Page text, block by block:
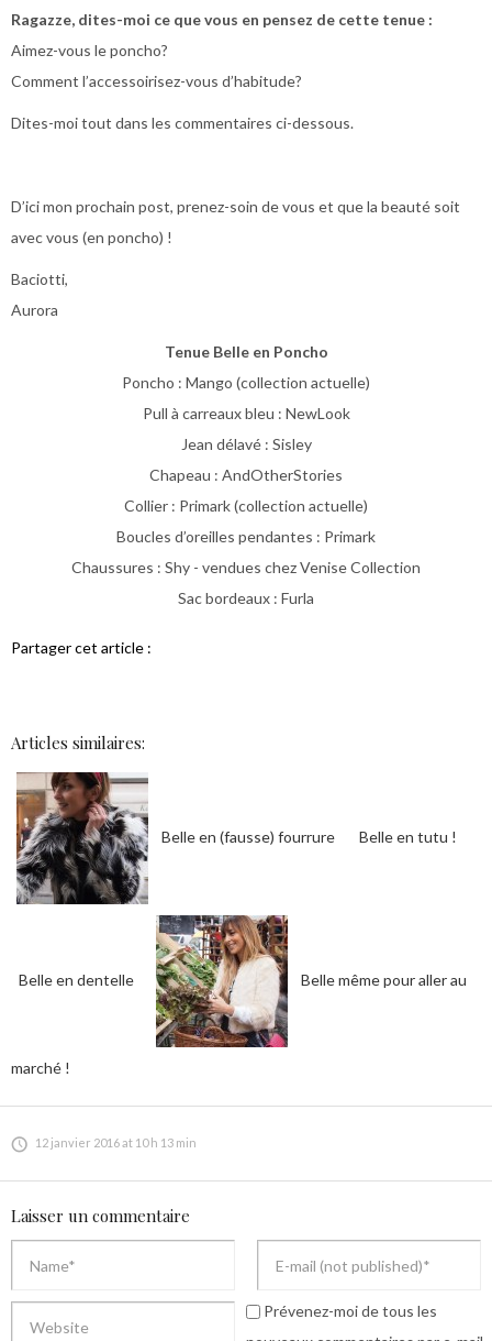
Ragazze, dites-moi ce que vous en pensez de cette tenue :
Aimez-vous le poncho?
Comment l’accessoirisez-vous d’habitude?
Dites-moi tout dans les commentaires ci-dessous.
D’ici mon prochain post, prenez-soin de vous et que la beauté soit
avec vous (en poncho) !
Baciotti,
Aurora
Tenue Belle en Poncho
Poncho : Mango (collection actuelle)
Pull à carreaux bleu : NewLook
Jean délavé : Sisley
Chapeau : AndOtherStories
Collier : Primark (collection actuelle)
Boucles d’oreilles pendantes : Primark
Chaussures : Shy - vendues chez Venise Collection
Sac bordeaux : Furla
Partager cet article :
Articles similaires:
Belle en (fausse) fourrure Belle en tutu !
Belle en dentelle Belle même pour aller au
marché !
12 janvier 2016 at 10 h 13 min
Laisser un commentaire
Prévenez-moi de tous les